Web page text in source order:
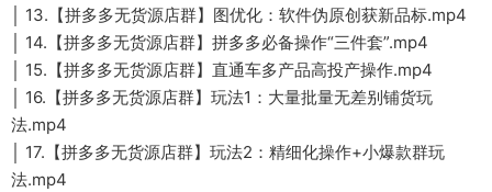
│ 13.【拼多多无货源店群】图优化：软件伪原创获新品标.mp4
│ 14.【拼多多无货源店群】拼多多必备操作“三件套”.mp4
│ 15.【拼多多无货源店群】直通车多产品高投产操作.mp4
│ 16.【拼多多无货源店群】玩法1：大量批量无差别铺货玩
法.mp4
│ 17.【拼多多无货源店群】玩法2：精细化操作+小爆款群玩
法.mp4